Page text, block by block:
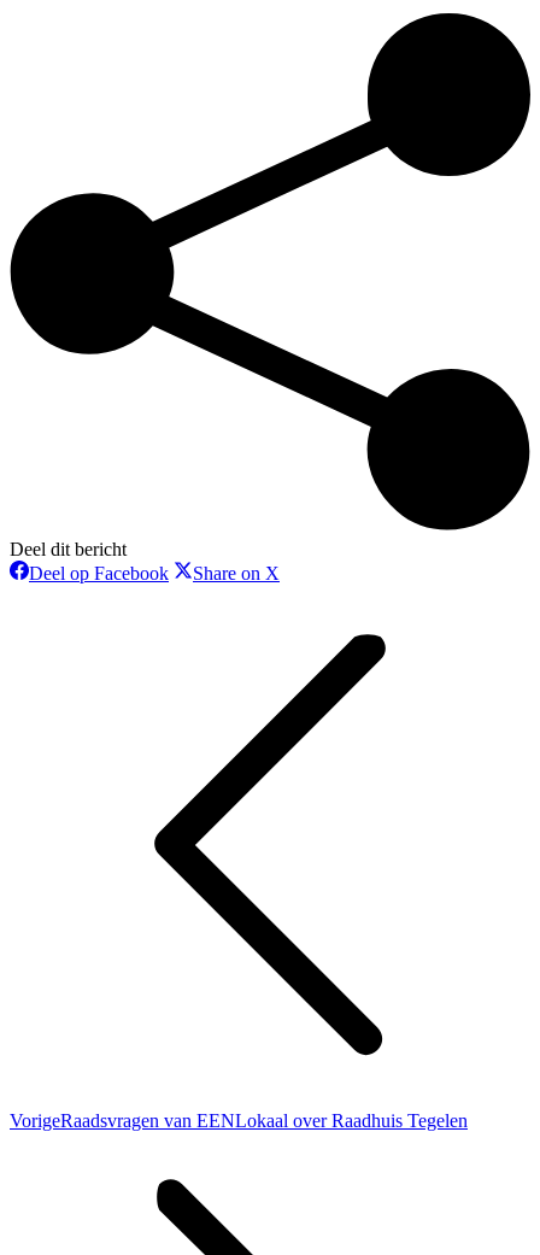
Deel dit bericht
Deel op FacebookDeelShare on X
VorigeVorig
Raadsvragen van EENLokaal over Raadhuis Tegelen